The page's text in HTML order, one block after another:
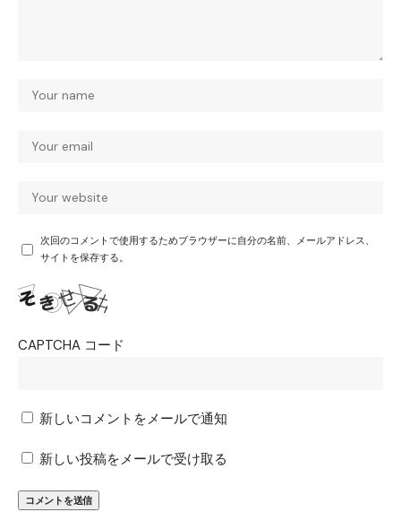
次回のコメントで使用するためブラウザーに自分の名前、メールアドレス、
サイトを保存する。
CAPTCHA コード
新しいコメントをメールで通知
新しい投稿をメールで受け取る